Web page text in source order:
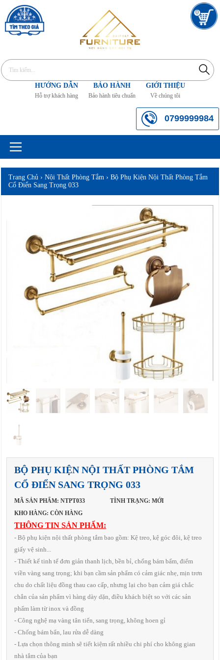
0
HƯỚNG DẪN
Hỗ trợ khách hàng
BẢO HÀNH
Bảo hành tiêu chuẩn
GIỚI THIỆU
Về chúng tôi
0799999984
Trang Chủ ›Nội Thất Phòng Tắm ›Bộ Phụ Kiện Nội Thất Phòng Tắm
Cổ Điển Sang Trọng 033
BỘ PHỤ KIỆN NỘI THẤT PHÒNG TẮM
CỔ ĐIỂN SANG TRỌNG 033
MÃ SẢN PHẨM: NTPT033
TÌNH TRẠNG: MỚI
KHO HÀNG: CÒN HÀNG
THÔNG TIN SẢN PHẨM:
- Bộ phụ kiện nội thất phòng tắm bao gồm: Kệ treo, kệ góc đôi, kệ treo
giấy vệ sinh...
- Thiết kế tinh tế đơn giản thanh lịch, bền bỉ, chống bám bẩm, điểm
viền vàng sang trọng; khi bạn cầm sản phẩm có cảm giác nhẹ, mịn trơn
chu do chất liệu đồng thau cao cấp, nhưng lại cho bạn cảm giá chắc
chắn của sản phẩm vì hàng dày dặn, điều khách biệt so với các sản
phẩm làm từ inox và đồng
- Công nghệ mạ vàng tân tiến, sang trọng, không hoen gỉ
- Chống bám bẩn, lau rửa dễ dàng
- Lựa chọn thông minh sẽ tiết kiệm rất nhiều chi phí cho không gian
nhà tắm của bạn